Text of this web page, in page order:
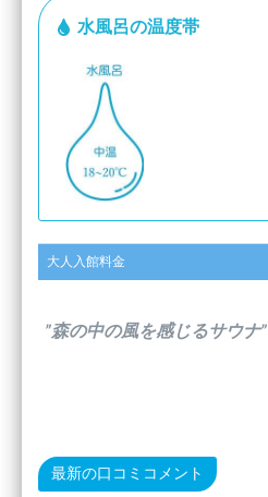
水風呂の温度帯
大人入館料金
”森の中の風を感じるサウナ”
最新の口コミコメント